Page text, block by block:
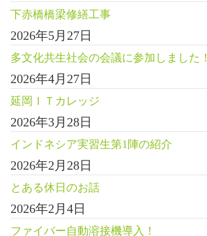
下赤橋橋梁修繕工事
2026年5月27日
多文化共生社会の会議に参加しました！
2026年4月27日
延岡ＩＴカレッジ
2026年3月28日
インドネシア実習生第1陣の紹介
2026年2月28日
とある休日のお話
2026年2月4日
ファイバー自動溶接機導入！